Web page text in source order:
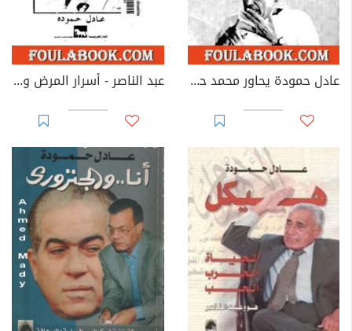
عادل حمودة يحاور محمد حسنين هيكل حول لعبة السلطة فى مصر عبد الناصر - أسرار المرض والإغتيال